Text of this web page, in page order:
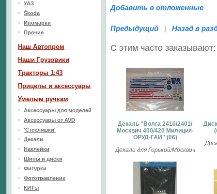
Добавить в отложенные
Предыдущий | Назад в
С этим часто заказывают:
Декаль "Волга 2410/2401/
Москвич 400/420 Милиция-
ОРУД-ГАИ" (06)
Декали для Горький/Москвич
УАЗ
Škoda
Иномарки
Прочие
Наш Aвтопром
Наши Грузовики
Тракторы 1:43
Прицепы и аксессуары
Умелым ручкам
Аксессуары для моделей
Аксессуары от AVD
'Стекляшки'
Декали
Наклейки
Шины и диски
Фигурки
Фототравление
КИТы